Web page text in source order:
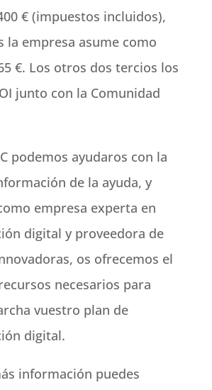
€ (impuestos incluidos),
la empresa asume como
€. Los otros dos tercios los
junto con la Comunidad
podemos ayudaros con la
de la ayuda, y
empresa experta en
digital y proveedora de
os ofrecemos el
necesarios para
vuestro plan de
digital.
información puedes